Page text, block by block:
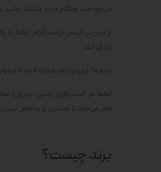
می‌خواهند هنگام خرید داشته باشید،
از زبان در کپشن اینستاگرام گرفته
زندگی کند.
نتیجه؟ این برندها شناخته شده و
قطعاً هر کسب‌وکاری چنین چیزی را
قادر می‌سازد تا تحسین و به‌خاطر
برند چیست؟